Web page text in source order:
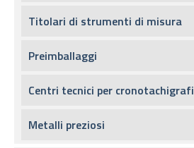
Titolari di strumenti di misura
Preimballaggi
Centri tecnici per cronotachigrafi
Metalli preziosi